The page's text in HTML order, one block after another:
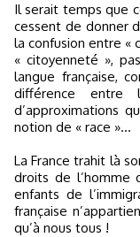
Il serait temps que
cessent de donner
la confusion entre «
« citoyenneté »,
langue française,
différence
d’approximations
notion de « race »...
La France trahit là
droits de
enfants de
française
qu’à nous tous !